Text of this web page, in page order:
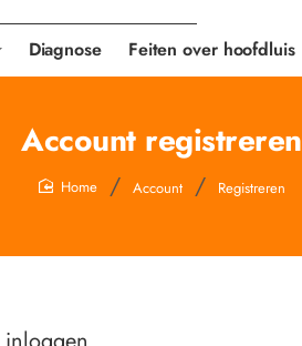
Diagnose Feiten over hoofdluis
Account registreren
Account Registreren